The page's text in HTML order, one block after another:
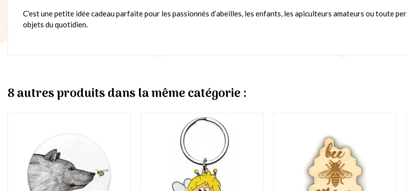
C’est une petite idée cadeau parfaite pour les passionnés d’abeilles, les enfants, les apiculteurs amateurs ou toute
objets du quotidien.
8 autres produits dans la même catégorie :